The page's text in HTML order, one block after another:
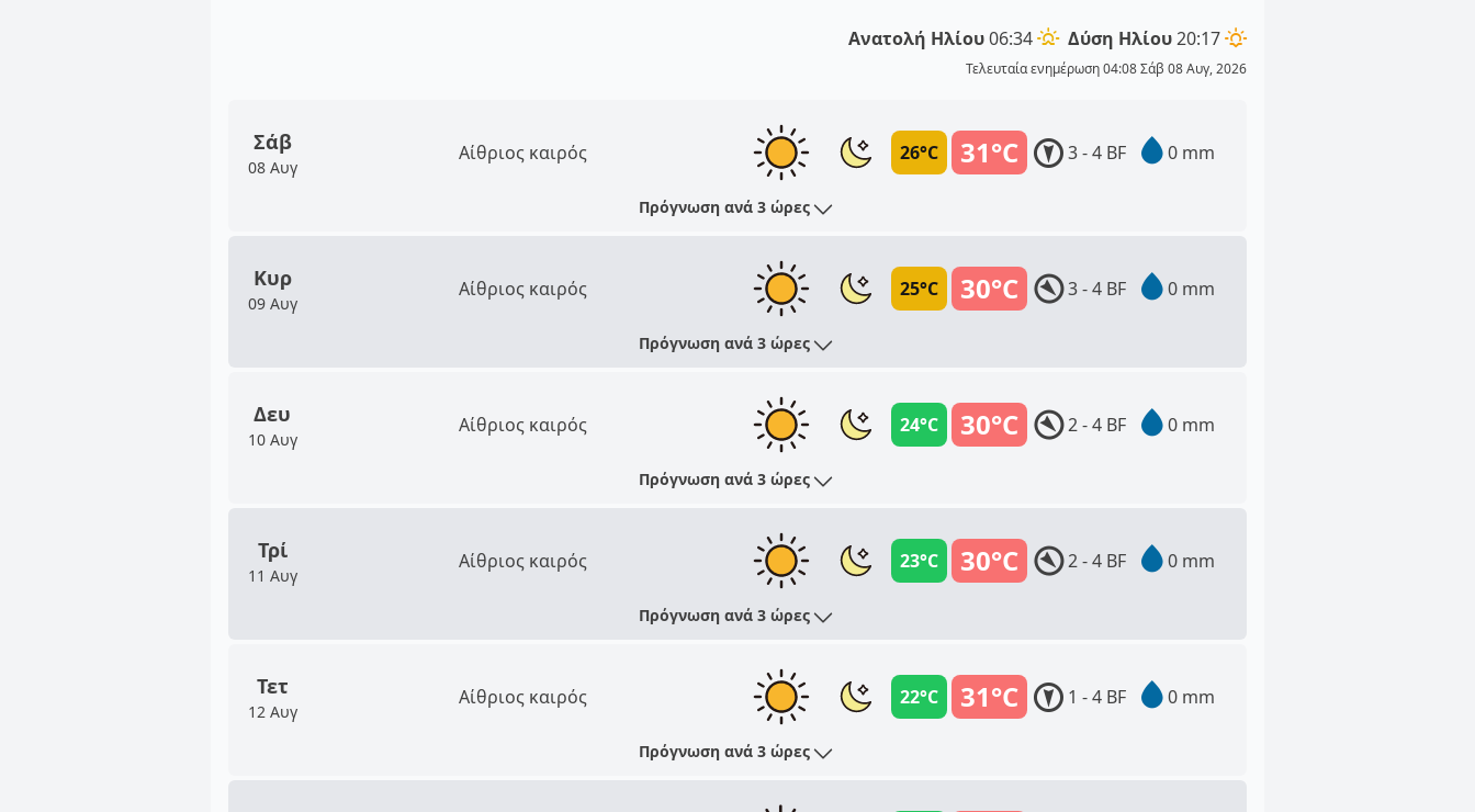
Ανατολή Ηλίου06:34 Δύση Ηλίου20:17
Τελευταία ενημέρωση 04:08 Σάβ 08 Αυγ, 2026
Σάβ
08 Αυγ
Αίθριος καιρός 31°C
26°C 3 - 4 BF 0 mm
Πρόγνωση ανά 3 ώρες
Κυρ
09 Αυγ
Αίθριος καιρός 30°C
25°C 3 - 4 BF 0 mm
Πρόγνωση ανά 3 ώρες
Δευ
10 Αυγ
Αίθριος καιρός 30°C
24°C 2 - 4 BF 0 mm
Πρόγνωση ανά 3 ώρες
Τρί
11 Αυγ
Αίθριος καιρός 30°C
23°C 2 - 4 BF 0 mm
Πρόγνωση ανά 3 ώρες
Τετ
12 Αυγ
Αίθριος καιρός 31°C
22°C 1 - 4 BF 0 mm
Πρόγνωση ανά 3 ώρες